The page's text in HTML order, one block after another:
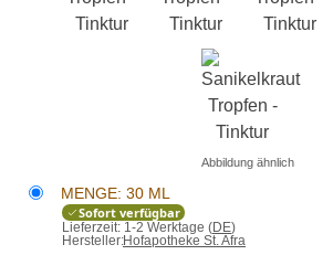
Abbildung ähnlich
MENGE: 30 ML
Sofort verfügbar
Lieferzeit: 1-2 Werktage (DE)
Hersteller:Hofapotheke St. Afra